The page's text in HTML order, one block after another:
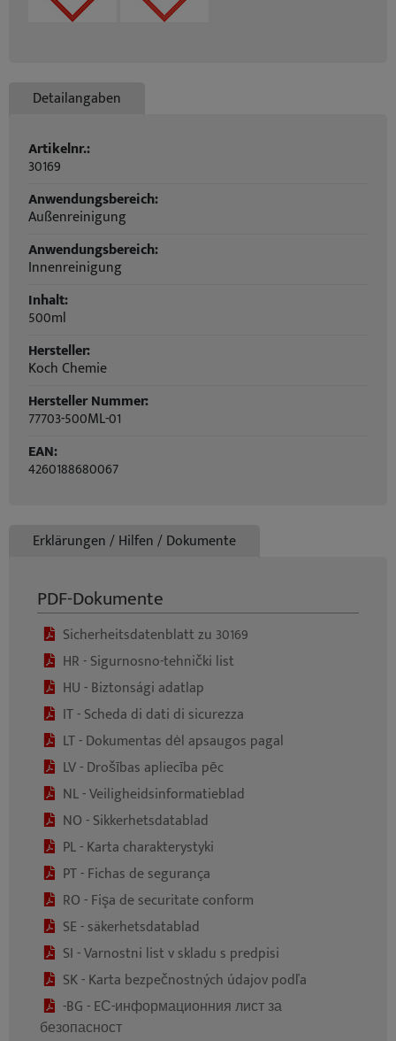
Detailangaben
Artikelnr.:
30169
Anwendungsbereich:
Außenreinigung
Anwendungsbereich:
Innenreinigung
Inhalt:
500ml
Hersteller:
Koch Chemie
Hersteller Nummer:
77703-500ML-01
EAN:
4260188680067
Erklärungen / Hilfen / Dokumente
PDF-Dokumente
Sicherheitsdatenblatt zu 30169
HR - Sigurnosno-tehnički list
HU - Biztonsági adatlap
IT - Scheda di dati di sicurezza
LT - Dokumentas dėl apsaugos pagal
LV - Drošības apliecība pēc
NL - Veiligheidsinformatieblad
NO - Sikkerhetsdatablad
PL - Karta charakterystyki
PT - Fichas de segurança
RO - Fişa de securitate conform
SE - säkerhetsdatablad
SI - Varnostni list v skladu s predpisi
SK - Karta bezpečnostných údajov podľa
-BG - EС-информационния лист за
безопасност